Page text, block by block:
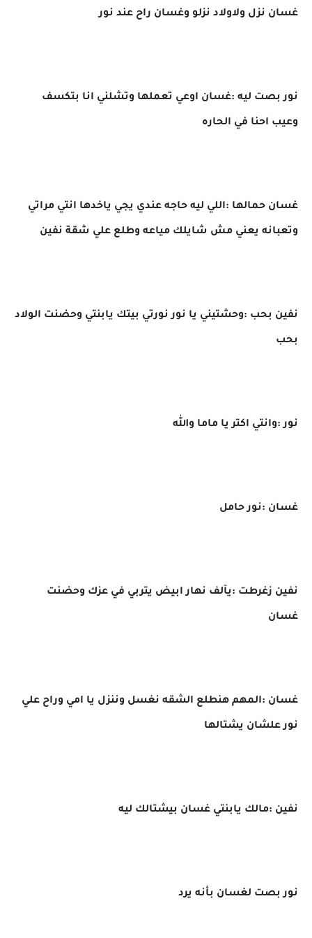
غسان نزل ولاولاد نزلو وغسان راح عند نور
نور بصت ليه :غسان اوعي تعملها وتشلني انا بتكسف
وعيب احنا في الحاره
غسان حمالها :اللي ليه حاجه عندي يجي ياخدها انتي مراتي
وتعبانه يعني مش شايلك مياعه وطلع علي شقة نفين
نفين بحب :وحشتيني يا نور نورتي بيتك يابنتي وحضنت الولاد
بحب
نور :وانتي اكتر يا ماما والله
غسان :نور حامل
نفين زغرطت :يآلف نهار ابيض يتربي في عزك وحضنت
غسان
غسان :المهم هنطلع الشقه نغسل وننزل يا امي وراح علي
نور علشان يشتالها
نفين :مالك يابنتي غسان بيشتالك ليه
نور بصت لغسان بأنه يرد